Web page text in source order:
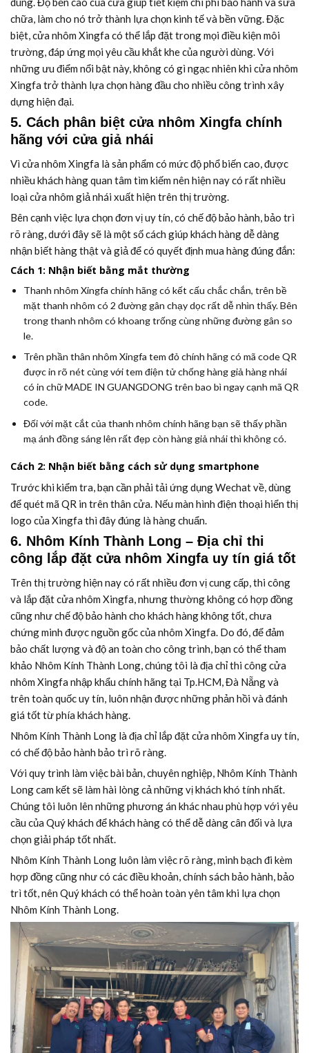
chữa, làm cho nó trở thành lựa chọn kinh tế và bền vững. Đặc
biệt, cửa nhôm Xingfa có thể lắp đặt trong mọi điều kiện môi
trường, đáp ứng mọi yêu cầu khắt khe của người dùng. Với
những ưu điểm nổi bật này, không có gì ngạc nhiên khi cửa nhôm
Xingfa trở thành lựa chọn hàng đầu cho nhiều công trình xây
dựng hiện đại.
5. Cách phân biệt cửa nhôm Xingfa chính
hãng với cửa giả nhái
Vì cửa nhôm Xingfa là sản phẩm có mức độ phổ biến cao, được
nhiều khách hàng quan tâm tìm kiếm nên hiện nay có rất nhiều
loại cửa nhôm giả nhái xuất hiện trên thị trường.
Bên cạnh việc lựa chọn đơn vị uy tín, có chế độ bảo hành, bảo trì
rõ ràng, dưới đây sẽ là một số cách giúp khách hàng dễ dàng
nhận biết hàng thật và giả để có quyết định mua hàng đúng đắn:
Cách 1: Nhận biết bằng mắt thường
Thanh nhôm Xingfa chính hãng có kết cấu chắc chắn, trên bề
mặt thanh nhôm có 2 đường gân chạy dọc rất dễ nhìn thấy. Bên
trong thanh nhôm có khoang trống cùng những đường gân so
le.
Trên phần thân nhôm Xingfa tem đỏ chính hãng có mã code QR
được in rõ nét cùng với tem điện tử chống hàng giả hàng nhái
có in chữMADE IN GUANGDONG trên bao bì ngay cạnh mã QR
code.
Đối với mặt cắt của thanh nhôm chính hãng bạn sẽ thấy phần
mạ ánh đồng sáng lên rất đẹp còn hàng giả nhái thì không có.
Cách 2: Nhận biết bằng cách sử dụng smartphone
Trước khi kiểm tra, bạn cần phải tải ứng dụng Wechat về, dùng
để quét mã QR in trên thân cửa. Nếu màn hình điện thoại hiển thị
logo của Xingfa thì đây đúng là hàng chuẩn.
6. Nhôm Kính Thành Long – Địa chỉ thi
công lắp đặt cửa nhôm Xingfa uy tín giá tốt
Trên thị trường hiện nay có rất nhiều đơn vị cung cấp, thi công
và lắp đặt cửa nhôm Xingfa, nhưng thường không có hợp đồng
cũng như chế độ bảo hành cho khách hàng không tốt, chưa
chứng minh được nguồn gốc của nhôm Xingfa. Do đó, để đảm
bảo chất lượng và độ an toàn cho công trình, bạn có thể tham
khảo Nhôm Kính Thành Long, chúng tôi là địa chỉ thi công cửa
nhôm Xingfa nhập khẩu chính hãng tại Tp.HCM, Đà Nẵng và
trên toàn quốc uy tín, luôn nhận được những phản hồi và đánh
giá tốt từ phía khách hàng.
Nhôm Kính Thành Long là địa chỉ lắp đặt cửa nhôm Xingfa uy tín,
có chế độ bảo hành bảo trì rõ ràng.
Với quy trình làm việc bài bản, chuyên nghiệp, Nhôm Kính Thành
Long cam kết sẽ làm hài lòng cả những vị khách khó tính nhất.
Chúng tôi luôn lên những phương án khác nhau phù hợp với yêu
cầu của Quý khách để khách hàng có thể dễ dàng cân đối và lựa
chọn giải pháp tốt nhất.
Nhôm Kính Thành Long luôn làm việc rõ ràng, minh bạch đi kèm
hợp đồng cũng như có các điều khoản, chính sách bảo hành, bảo
trì tốt, nên Quý khách có thể hoàn toàn yên tâm khi lựa chọn
Nhôm Kính Thành Long.